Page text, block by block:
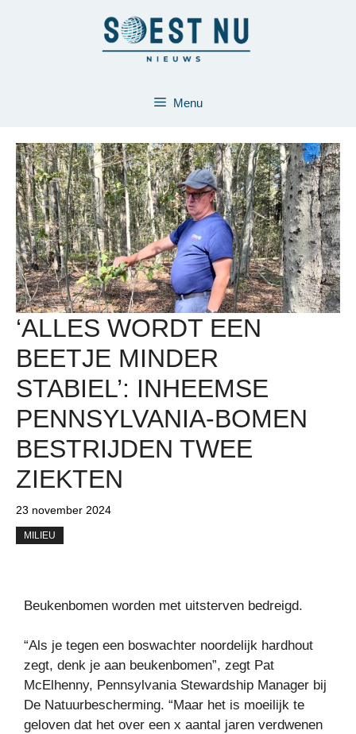
Menu
‘ALLES WORDT EEN
BEETJE MINDER
STABIEL’: INHEEMSE
PENNSYLVANIA-BOMEN
BESTRIJDEN TWEE
ZIEKTEN
23 november 2024
MILIEU
Beukenbomen worden met uitsterven bedreigd.
“Als je tegen een boswachter noordelijk hardhout
zegt, denk je aan beukenbomen”, zegt Pat
McElhenny, Pennsylvania Stewardship Manager bij
De Natuurbescherming. “Maar het is moeilijk te
geloven dat het over een x aantal jaren verdwenen